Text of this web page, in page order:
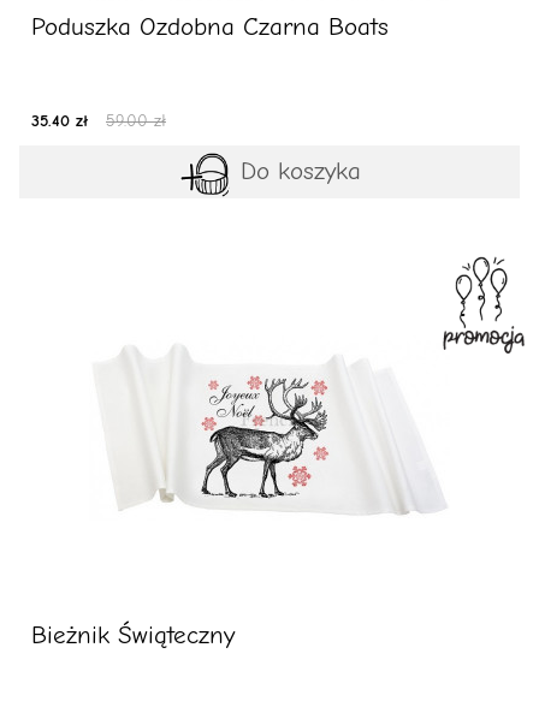
Poduszka Ozdobna Czarna Boats
35.40 zł 59.00 zł
Do koszyka
Bieżnik Świąteczny